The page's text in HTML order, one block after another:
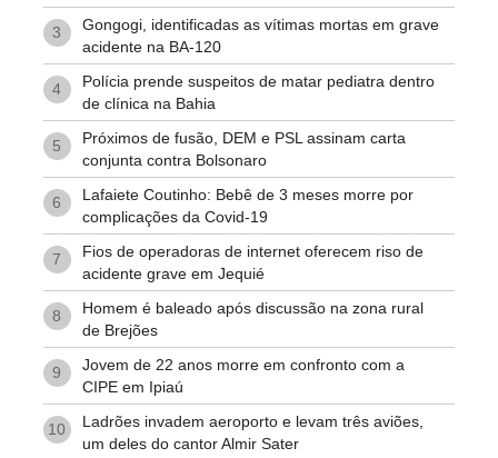
3
Gongogi, identificadas as vítimas mortas em grave
acidente na BA-120
4
Polícia prende suspeitos de matar pediatra dentro
de clínica na Bahia
5
Próximos de fusão, DEM e PSL assinam carta
conjunta contra Bolsonaro
6
Lafaiete Coutinho: Bebê de 3 meses morre por
complicações da Covid-19
7
Fios de operadoras de internet oferecem riso de
acidente grave em Jequié
8
Homem é baleado após discussão na zona rural
de Brejões
9
Jovem de 22 anos morre em confronto com a
CIPE em Ipiaú
10
Ladrões invadem aeroporto e levam três aviões,
um deles do cantor Almir Sater